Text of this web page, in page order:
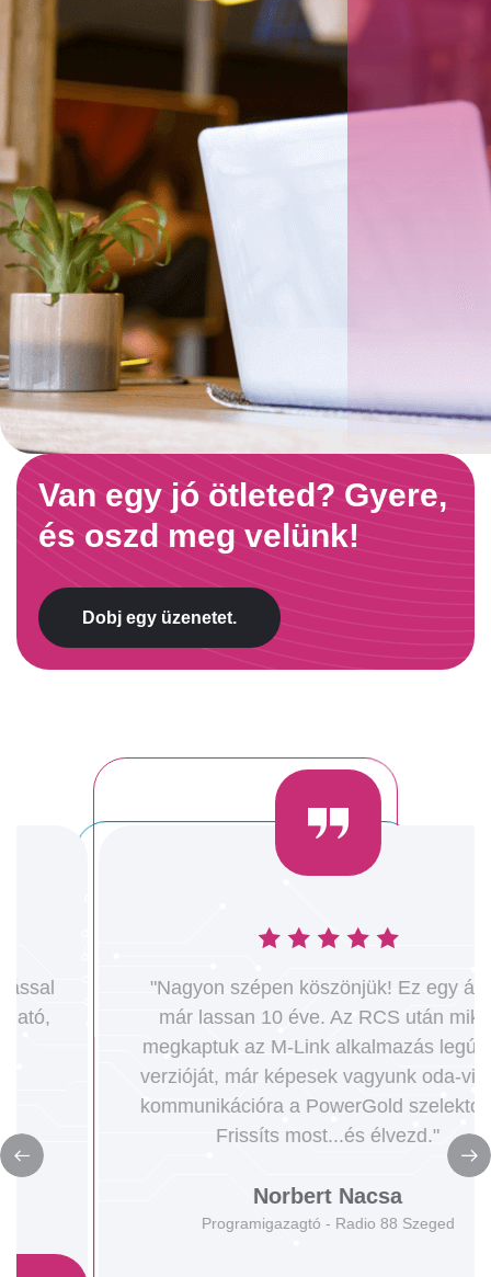
Van egy jó ötleted? Gyere,
és oszd meg velünk!
Dobj egy üzenetet.
"Nagyon szépen köszönjük! Ez egy álom
már lassan 10 éve. Az RCS után mikor
megkaptuk az M-Link alkalmazás legújabb
verzióját, már képesek vagyunk oda-vissza
kommunikációra a PowerGold szelektorral.
Frissíts most...és élvezd."
Norbert Nacsa
Programigazagtó - Radio 88 Szeged